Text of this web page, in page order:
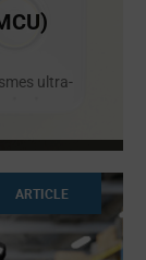
ultra-
ARTICLE